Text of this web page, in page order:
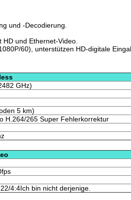
und -Decodierung.
und Ethernet-Video.
60), unterstützen HD-digitale
GHz)
5 km)
H.264/265 Super Fehlerkorrektur
4:4Ich bin nicht derjenige.